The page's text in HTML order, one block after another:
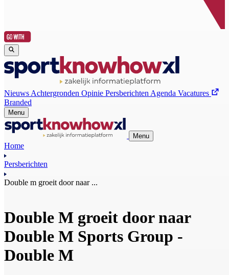
Nieuws Achtergronden Opinie Persberichten Agenda Vacatures
Branded
Menu
Menu
Home
Persberichten
Double m groeit door naar ...
Double M groeit door naar
Double M Sports Group -
Double M